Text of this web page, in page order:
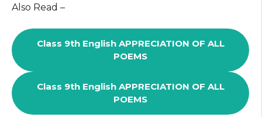
Also Read –
Class 9th English APPRECIATION OF ALL
POEMS
Class 9th English APPRECIATION OF ALL
POEMS